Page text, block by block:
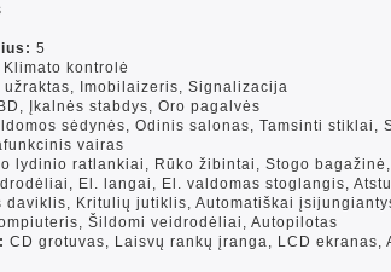
5
Klimato kontrolė
užraktas, Imobilaizeris, Signalizacija
Įkalnės stabdys, Oro pagalvės
sėdynės, Odinis salonas, Tamsinti stiklai,
vairas
lydinio ratlankiai, Rūko žibintai, Stogo
El. langai, El. valdomas stoglangis,
daviklis, Kritulių jutiklis, Automatiškai
Šildomi veidrodėliai, Autopilotas
CD grotuvas, Laisvų rankų įranga, LCD ekranas,